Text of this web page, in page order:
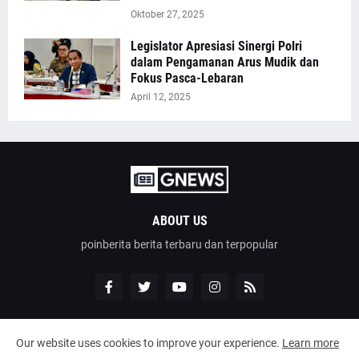
Oktober 27, 2025
Legislator Apresiasi Sinergi Polri
dalam Pengamanan Arus Mudik dan
Fokus Pasca-Lebaran
April 12, 2025
ABOUT US
poinberita berita terbaru dan terpopular
Design by - poinberita
Our website uses cookies to improve your experience. Learn more